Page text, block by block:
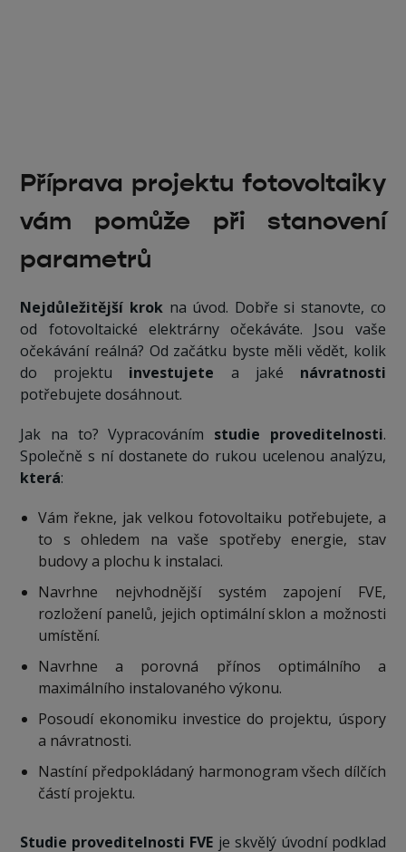
Příprava projektu fotovoltaiky
vám pomůže při stanovení
parametrů
Nejdůležitější krok na úvod. Dobře si stanovte, co
od fotovoltaické elektrárny očekáváte. Jsou vaše
očekávání reálná? Od začátku byste měli vědět, kolik
do projektu investujete a jaké návratnosti
potřebujete dosáhnout.
Jak na to? Vypracováním studie proveditelnosti.
Společně s ní dostanete do rukou ucelenou analýzu,
která:
Vám řekne, jak velkou fotovoltaiku potřebujete, a
to s ohledem na vaše spotřeby energie, stav
budovy a plochu k instalaci.
Navrhne nejvhodnější systém zapojení FVE,
rozložení panelů, jejich optimální sklon a možnosti
umístění.
Navrhne a porovná přínos optimálního a
maximálního instalovaného výkonu.
Posoudí ekonomiku investice do projektu, úspory
a návratnosti.
Nastíní předpokládaný harmonogram všech dílčích
částí projektu.
Studie proveditelnosti FVE je skvělý úvodní podklad